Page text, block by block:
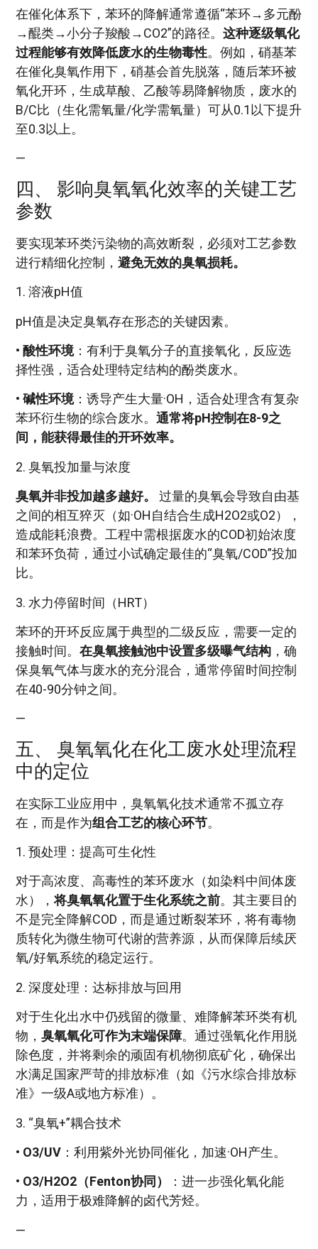
在催化体系下，苯环的降解通常遵循“苯环→多元酚
→醌类→小分子羧酸→CO2”的路径。 这种逐级氧化
过程能够有效降低废水的生物毒性。例如，硝基苯
在催化臭氧作用下，硝基会首先脱落，随后苯环被
氧化开环，生成草酸、乙酸等易降解物质，废水的
B/C比（生化需氧量/化学需氧量）可从0.1以下提升
至0.3以上。
—
四、 影响臭氧氧化效率的关键工艺
参数
要实现苯环类污染物的高效断裂，必须对工艺参数
进行精细化控制， 避免无效的臭氧损耗。
1. 溶液pH值
pH值是决定臭氧存在形态的关键因素。
• 酸性环境：有利于臭氧分子的直接氧化，反应选
择性强，适合处理特定结构的酚类废水。
• 碱性环境：诱导产生大量·OH，适合处理含有复杂
苯环衍生物的综合废水。 通常将pH控制在8-9之
间，能获得最佳的开环效率。
2. 臭氧投加量与浓度
臭氧并非投加越多越好。
过量的臭氧会导致自由基
之间的相互猝灭（如·OH自结合生成H2O2或O2），
造成能耗浪费。工程中需根据废水的COD初始浓度
和苯环负荷，通过小试确定最佳的“臭氧/COD”投加
比。
3. 水力停留时间（HRT）
苯环的开环反应属于典型的二级反应，需要一定的
接触时间。 在臭氧接触池中设置多级曝气结构 ，确
保臭氧气体与废水的充分混合，通常停留时间控制
在40-90分钟之间。
—
五、 臭氧氧化在化工废水处理流程
中的定位
在实际工业应用中，臭氧氧化技术通常不孤立存
在，而是作为组合工艺的核心环节。
1. 预处理：提高可生化性
对于高浓度、高毒性的苯环废水（如染料中间体废
水）， 将臭氧氧化置于生化系统之前。其主要目的
不是完全降解COD，而是通过断裂苯环，将有毒物
质转化为微生物可代谢的营养源，从而保障后续厌
氧/好氧系统的稳定运行。
2. 深度处理：达标排放与回用
对于生化出水中仍残留的微量、难降解苯环类有机
物， 臭氧氧化可作为末端保障。通过强氧化作用脱
除色度，并将剩余的顽固有机物彻底矿化，确保出
水满足国家严苛的排放标准（如《污水综合排放标
准》一级A或地方标准）。
3. “臭氧+”耦合技术
• O3/UV ：利用紫外光协同催化，加速·OH产生。
• O3/H2O2（Fenton协同）
：进一步强化氧化能
力，适用于极难降解的卤代芳烃。
—